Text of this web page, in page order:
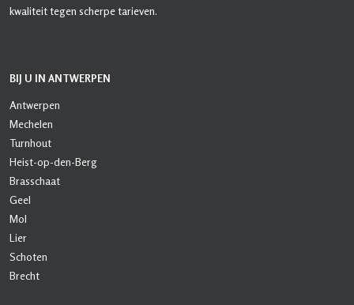
kwaliteit tegen scherpe tarieven.
BIJ U IN ANTWERPEN
Antwerpen
Mechelen
Turnhout
Heist-op-den-Berg
Brasschaat
Geel
Mol
Lier
Schoten
Brecht